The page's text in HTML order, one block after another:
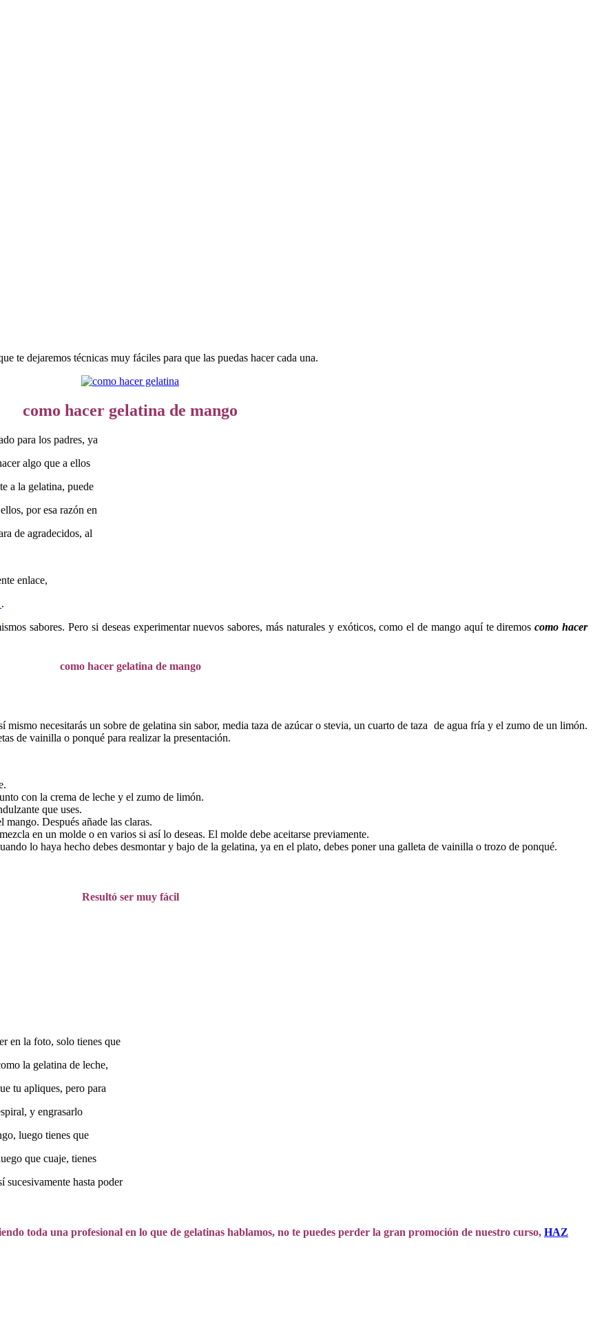
te dejaremos técnicas muy fáciles para que las puedas hacer cada una.
como hacer gelatina de mango
para los padres, ya
algo que a ellos
a la gelatina, puede
por esa razón en
de agradecidos, al
enlace,
.
sabores. Pero si deseas experimentar nuevos sabores, más naturales y exóticos, como el de mango aquí te diremoscomo hacer
como hacer gelatina de mango
necesitarás un sobre de gelatina sin sabor, media taza de azúcar o stevia, un cuarto de taza de agua fría y el zumo de un limón.
de vainilla o ponqué para realizar la presentación.
con la crema de leche y el zumo de limón.
que uses.
Después añade las claras.
en un molde o en varios si así lo deseas. El molde debe aceitarse previamente.
lo haya hecho debes desmontar y bajo de la gelatina, ya en el plato, debes poner una galleta de vainilla o trozo de ponqué.
Resultó ser muy fácil
en la foto, solo tienes que
la gelatina de leche,
tu apliques, pero para
y engrasarlo
luego tienes que
que cuaje, tienes
sucesivamente hasta poder
toda una profesional en lo que de gelatinas hablamos, no te puedes perder la gran promoción de nuestro curso, HAZ